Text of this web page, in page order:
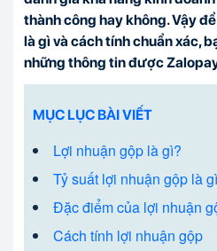
thành công hay không. Vậy
là gì và cách tính chuẩn xác,
những thông tin được
MỤC LỤC BÀI VIẾT
Lợi nhuận gộp là gì?
Tỷ suất lợi nhuận gộp là
Đặc điểm của lợi nhuận
Cách tính lợi nhuận gộp